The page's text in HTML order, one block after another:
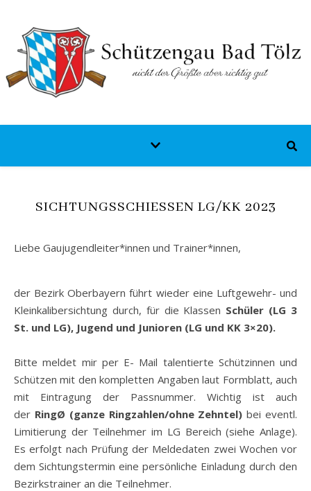
SICHTUNGSSCHIESSEN LG/KK 2023
Liebe Gaujugendleiter*innen und Trainer*innen,
der Bezirk Oberbayern führt wieder eine Luftgewehr- und
Kleinkalibersichtung durch, für die Klassen Schüler (LG 3
St. und LG), Jugend und Junioren (LG und KK 3×20).
Bitte meldet mir per E- Mail talentierte Schützinnen und
Schützen mit den kompletten Angaben laut Formblatt, auch
mit Eintragung der Passnummer. Wichtig ist auch
der RingØ (ganze Ringzahlen/ohne Zehntel) bei eventl.
Limitierung der Teilnehmer im LG Bereich (siehe Anlage).
Es erfolgt nach Prüfung der Meldedaten zwei Wochen vor
dem Sichtungstermin eine persönliche Einladung durch den
Bezirkstrainer an die Teilnehmer.